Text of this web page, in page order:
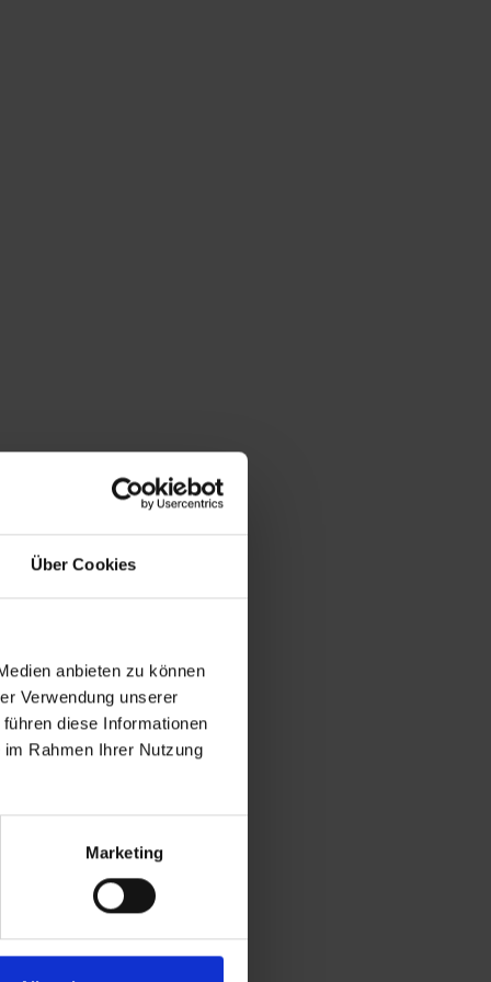
Über Cookies
anbieten zu können
Verwendung unserer
diese Informationen
Rahmen Ihrer Nutzung
Marketing